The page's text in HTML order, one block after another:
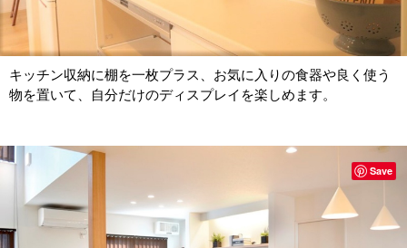
キッチン収納に棚を一枚プラス、お気に入りの食器や良く使う
物を置いて、自分だけのディスプレイを楽しめます。
Save